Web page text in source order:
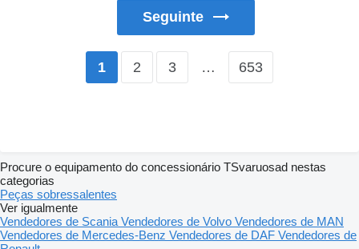
Seguinte
1 2 3 … 653
Procure o equipamento do concessionário TSvaruosad nestas
categorias
Peças sobressalentes
Ver igualmente
Vendedores de Scania Vendedores de Volvo Vendedores de MAN
Vendedores de Mercedes-Benz Vendedores de DAF Vendedores de